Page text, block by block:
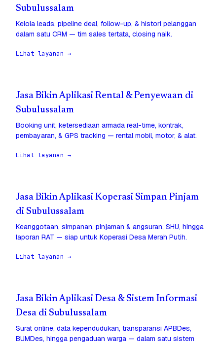
Subulussalam
Kelola leads, pipeline deal, follow-up, & histori pelanggan
dalam satu CRM — tim sales tertata, closing naik.
Lihat layanan →
Jasa Bikin Aplikasi Rental & Penyewaan di
Subulussalam
Booking unit, ketersediaan armada real-time, kontrak,
pembayaran, & GPS tracking — rental mobil, motor, & alat.
Lihat layanan →
Jasa Bikin Aplikasi Koperasi Simpan Pinjam
di Subulussalam
Keanggotaan, simpanan, pinjaman & angsuran, SHU, hingga
laporan RAT — siap untuk Koperasi Desa Merah Putih.
Lihat layanan →
Jasa Bikin Aplikasi Desa & Sistem Informasi
Desa di Subulussalam
Surat online, data kependudukan, transparansi APBDes,
BUMDes, hingga pengaduan warga — dalam satu sistem